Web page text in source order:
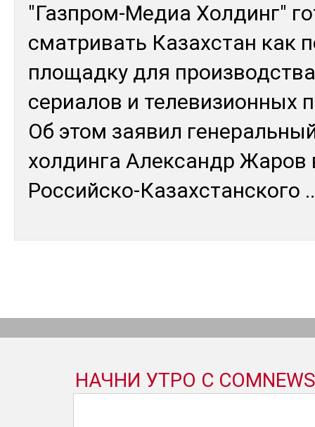
"Газ­пром-Ме­диа Хол­динг"
смат­ри­вать Ка­зах­стан как
пло­щад­ку для
се­риа­лов и те­леви­зион­ных
Об этом зая­вил
хол­дин­га Алек­сандр Жа­ров
Рос­сий­ско-Ка­зах­станско­го